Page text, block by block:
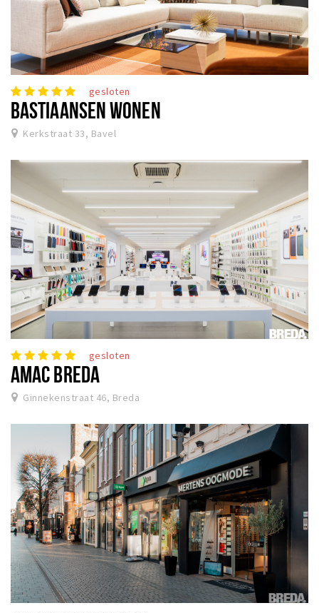
gesloten
BASTIAANSEN WONEN
Kerkstraat 33, Bavel
gesloten
AMAC BREDA
Ginnekenstraat 46, Breda